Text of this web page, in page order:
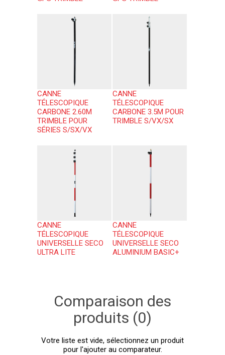
CANNE
TÉLESCOPIQUE
CARBONE 2.60M
TRIMBLE POUR
SÉRIES S/SX/VX
CANNE
TÉLESCOPIQUE
CARBONE 3.5M POUR
TRIMBLE S/VX/SX
CANNE
TÉLESCOPIQUE
UNIVERSELLE SECO
ULTRA LITE
CANNE
TÉLESCOPIQUE
UNIVERSELLE SECO
ALUMINIUM BASIC+
Comparaison des
produits (0)
Votre liste est vide, sélectionnez un produit
pour l'ajouter au comparateur.